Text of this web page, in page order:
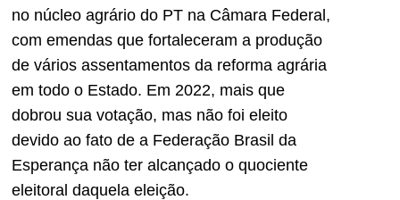
no núcleo agrário do PT na Câmara Federal,
com emendas que fortaleceram a produção
de vários assentamentos da reforma agrária
em todo o Estado. Em 2022, mais que
dobrou sua votação, mas não foi eleito
devido ao fato de a Federação Brasil da
Esperança não ter alcançado o quociente
eleitoral daquela eleição.